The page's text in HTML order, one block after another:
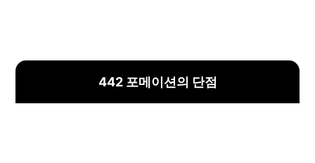
442 포메이션의 단점